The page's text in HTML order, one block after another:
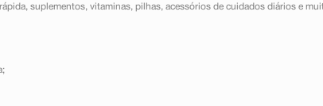
suplementos, vitaminas, pilhas, acessórios de cuidados diários e